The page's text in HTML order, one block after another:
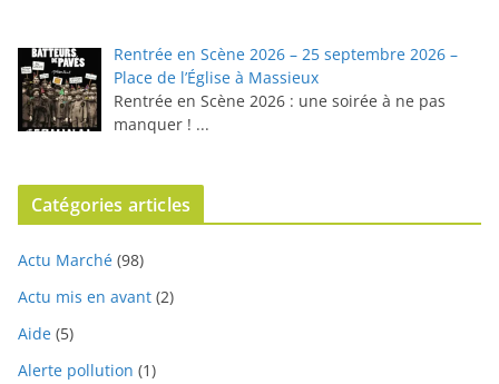
Rentrée en Scène 2026 – 25 septembre 2026 –
Place de l’Église à Massieux
Rentrée en Scène 2026 : une soirée à ne pas
manquer ! ...
Catégories articles
Actu Marché (98)
Actu mis en avant (2)
Aide (5)
Alerte pollution (1)